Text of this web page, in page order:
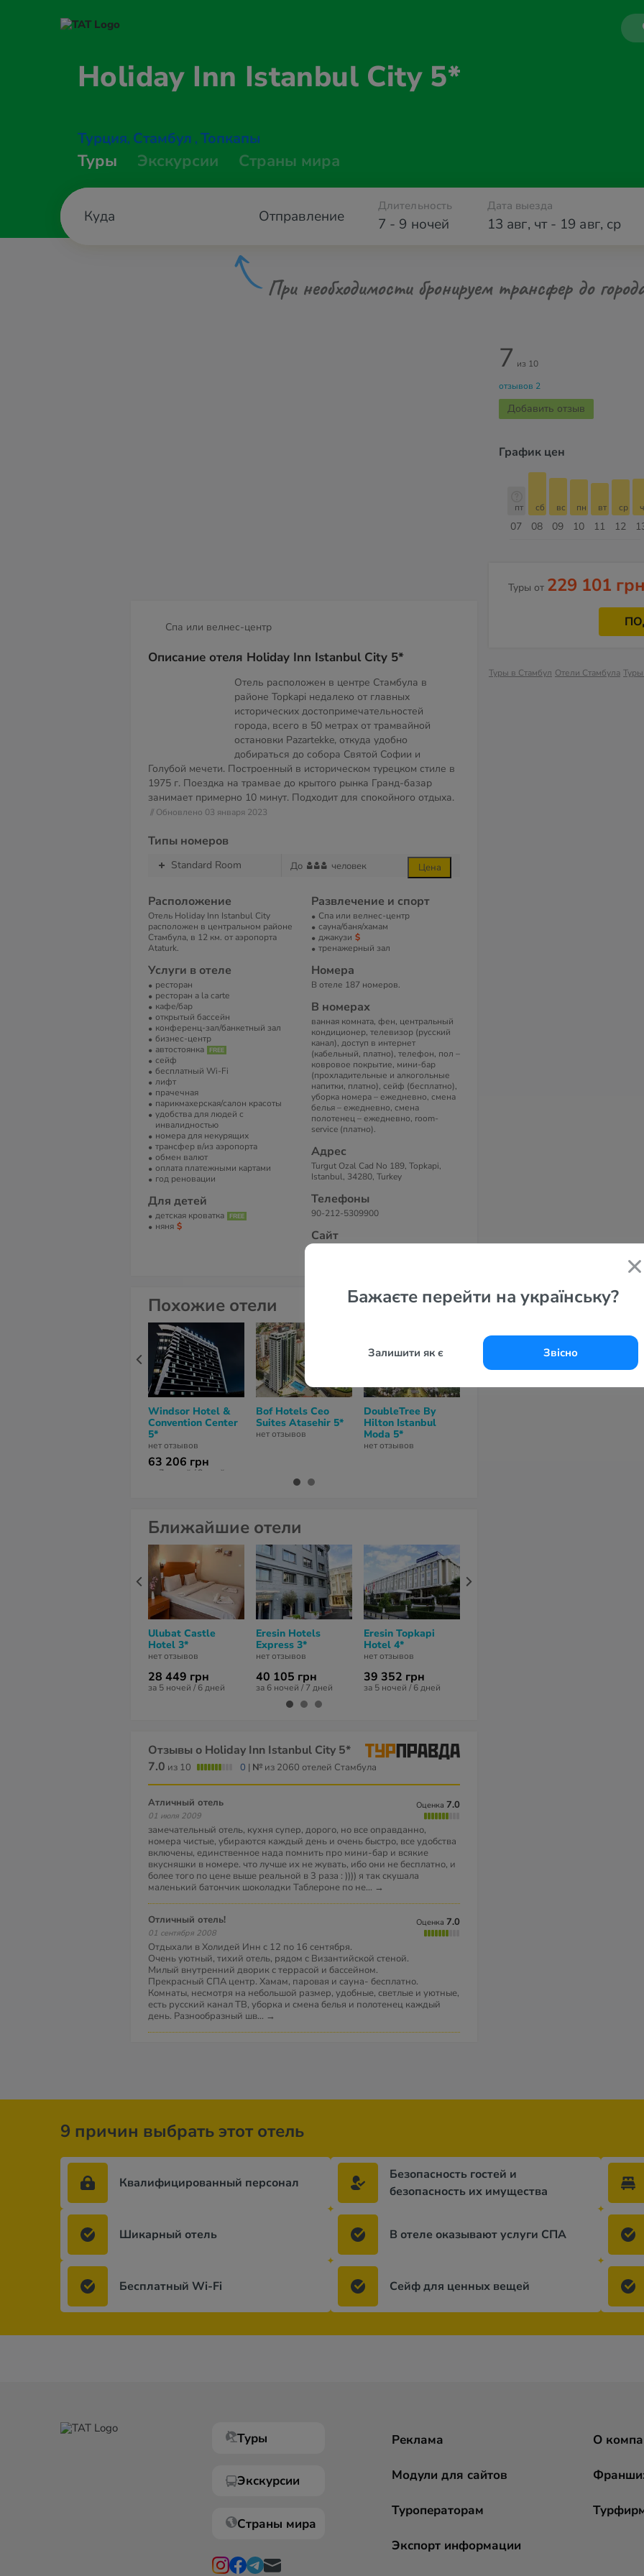
Бажаєте перейти на українську?
Залишити як є Звісно
Holiday Inn Istanbul City 5*
Турция, Стамбул , Топкапы
Туры Экскурсии Страны мира
Отправление 7 - 9 ночей
Длительность Дата выезда
13 авг, чт- 19 авг, ср
При необходимости бронируем трансфер до
Спа или велнес-центр
Описание отеля Holiday Inn Istanbul City 5*
Отель расположен в центре Стамбула в
районе Topkapi недалеко от главных
исторических достопримечательностей
города, всего в 50 метрах от трамвайной
остановки Pazartekke, откуда удобно
добираться до собора Святой Софии и
Голубой мечети. Построенный в историческом турецком стиле в
1975 г. Поездка на трамвае до крытого рынка Гранд-базар
занимает примерно 10 минут. Подходит для спокойного отдыха.
// Обновлено 03 января 2023
Типы номеров
Standard Room До человек Цена
Расположение
Отель Holiday Inn Istanbul City
расположен в центральном районе
Стамбула, в 12 км. от аэропорта
Ataturk.
Услуги в отеле
ресторан
ресторан a la carte
кафе/бар
открытый бассейн
конференц-зал/банкетный зал
бизнес-центр
автостоянка
сейф
бесплатный Wi-Fi
лифт
прачечная
парикмахерская/салон красоты
удобства для людей с
инвалидностью
номера для некурящих
трансфер в/из аэропорта
обмен валют
оплата платежными картами
год реновации
Для детей
детская кроватка
няня
Развлечение и спорт
Спа или велнес-центр
сауна/баня/хамам
джакузи
тренажерный зал
Номера
В отеле 187 номеров.
В номерах
ванная комната, фен, центральный
кондиционер, телевизор (русский
канал), доступ в интернет
(кабельный, платно), телефон, пол –
ковровое покрытие, мини-бар
(прохладительные и алкогольные
напитки, платно), сейф (бесплатно),
уборка номера – ежедневно, смена
белья – ежедневно, смена
полотенец – ежедневно, room-
service (платно).
Адрес
Turgut Ozal Cad No 189, Topkapi,
Istanbul, 34280, Turkey
Телефоны
90-212-5309900
Сайт
7 из 10
отзывов 2
Добавить отзыв
График цен
07
пт
08
сб
09
вс
10
пн
11
вт
12
ср
Туры от 229 101
Туры в Стамбул Отели Стамбула
Похожие отели
Windsor Hotel &
Convention Center
5*
нет отзывов
63 206 грн
за 7 ночей / 8 дней
Bof Hotels Ceo
Suites Atasehir 5*
нет отзывов
DoubleTree By
Hilton Istanbul
Moda 5*
нет отзывов
Ближайшие отели
Ulubat Castle
Hotel 3*
нет отзывов
28 449 грн
за 5 ночей / 6 дней
Eresin Hotels
Express 3*
нет отзывов
40 105 грн
за 6 ночей / 7 дней
Eresin Topkapi
Hotel 4*
нет отзывов
39 352 грн
за 5 ночей / 6 дней
Отзывы о Holiday Inn Istanbul City 5*
7.0 из 10 0 | № из 2060 отелей Стамбула
атличный отель
01 июля 2009
Оценка
7.0
замечательный отель, кухня супер, дорого, но все оправданно,
номера чистые, убираются каждый день и очень быстро, все удобства
включены, единственное нада помнить про мини-бар и всякие
вкусняшки в номере. что лучше их не жувать, ибо они не бесплатно, и
более того по цене выше реальной в 3 раза : )))) я так скушала
маленький батончик шоколадки Таблероне по не... →
Отличный отель!
01 сентября 2008
Оценка
7.0
Отдыхали в Холидей Инн с 12 по 16 сентября.
Очень уютный, тихий отель, рядом с Византийской стеной.
Милый внутренний дворик с террасой и бассейном.
Прекрасный СПА центр. Хамам, паровая и сауна- бесплатно.
Комнаты, несмотря на небольшой размер, удобные, светлые и уютные,
есть русский канал ТВ, уборка и смена белья и полотенец каждый
день. Разнообразный шв... →
9 причин выбрать этот отель
Квалифицированный персонал
Безопасность гостей и
безопасность их имущества
Шикарный отель В отеле оказывают услуги СПА
Бесплатный Wi-Fi Сейф для ценных вещей
Туры
Экскурсии
Страны мира
Реклама
Модули для сайтов
Туроператорам
Экспорт информации
О